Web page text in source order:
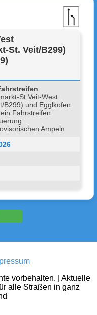
St. Veit/B299)
St.Veit-West
B299) und Egglkofen
Fahrstreifen
Ampeln
vorbehalten. | Aktuelle
alle Straßen in ganz